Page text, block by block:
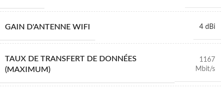
GAIN D'ANTENNE WIFI 4 dBi
TAUX DE TRANSFERT DE DONNÉES
(MAXIMUM)
1167
Mbit/s